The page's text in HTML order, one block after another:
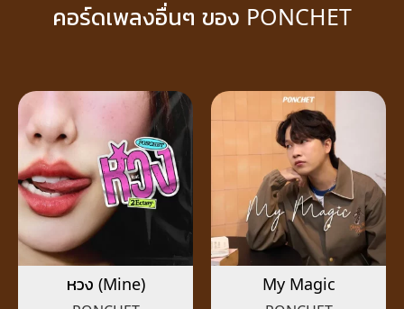
คอร์ดเพลงอื่นๆ ของ PONCHET
หวง (Mine) My Magic